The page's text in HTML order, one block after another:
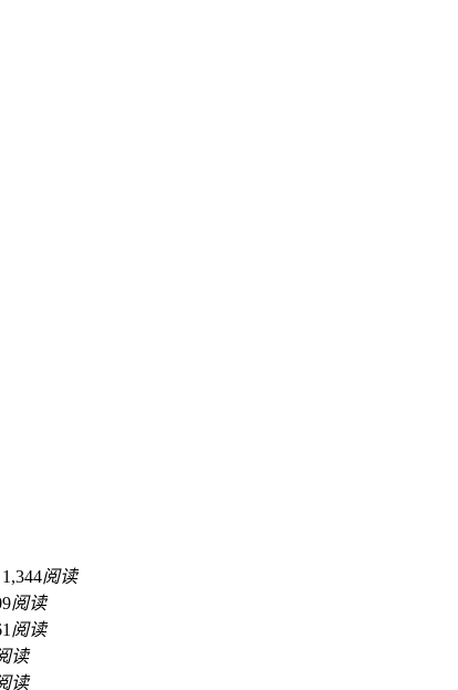
1,344阅读
阅读
阅读
读
读